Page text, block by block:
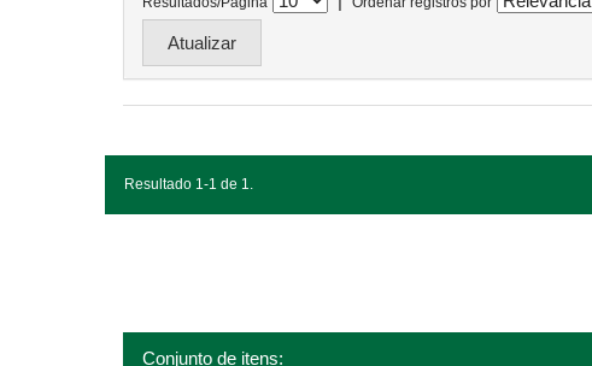
Resultado 1-1 de 1.
Conjunto de itens: